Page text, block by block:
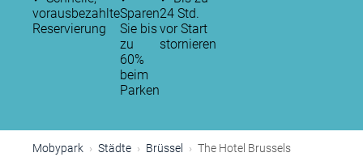
vorausbezahlte
Reservierung
Sparen
Sie bis
zu
60%
beim
Parken
24 Std.
vor Start
stornieren
Mobypark Städte Brüssel The Hotel Brussels